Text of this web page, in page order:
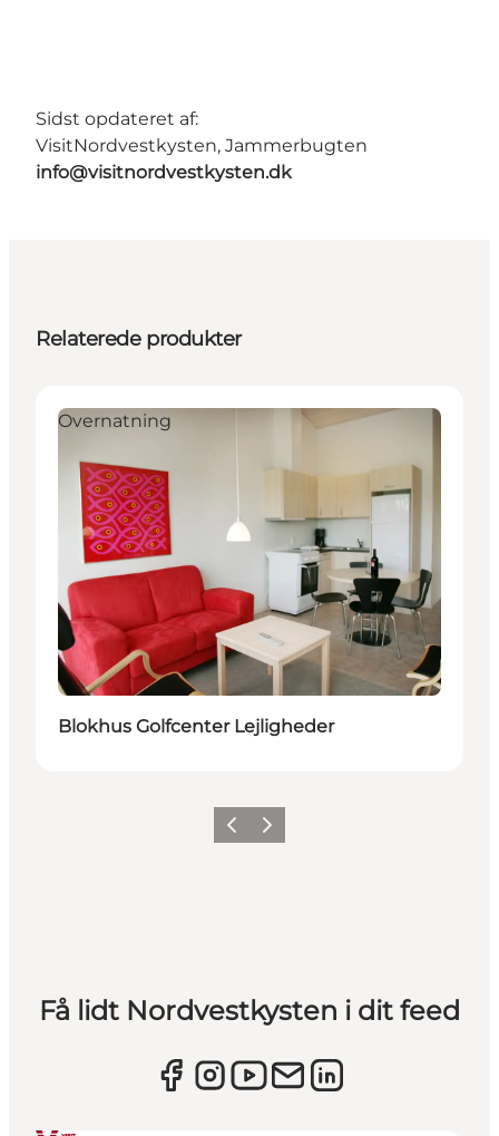
Sidst opdateret af:
VisitNordvestkysten, Jammerbugten
info@visitnordvestkysten.dk
Relaterede produkter
Overnatning
Blokhus Golfcenter Lejligheder
ForrigeNæste
Få lidt Nordvestkysten i dit feed